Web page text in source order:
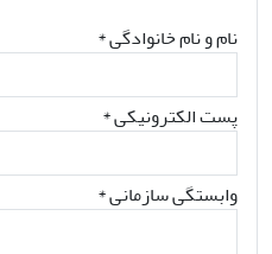
نام و نام خانوادگی*
پست الکترونیکی*
وابستگی سازمانی *